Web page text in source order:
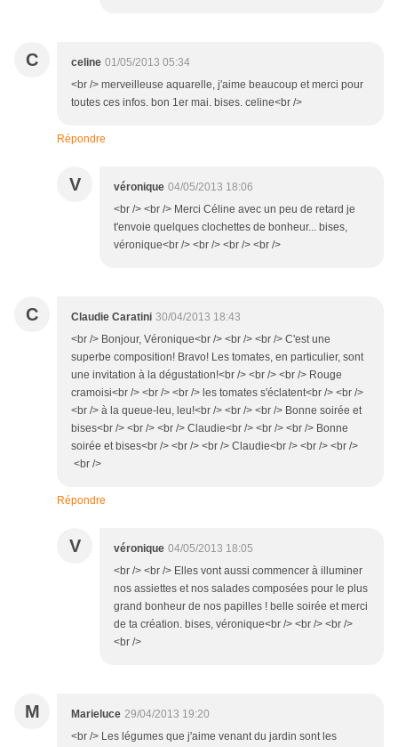
C celine 01/05/2013 05:34
<br /> merveilleuse aquarelle, j'aime beaucoup et merci pour
toutes ces infos. bon 1er mai. bises. celine<br />
Répondre
V véronique 04/05/2013 18:06
<br /> <br /> Merci Céline avec un peu de retard je
t'envoie quelques clochettes de bonheur... bises,
véronique<br /> <br /> <br /> <br />
C Claudie Caratini 30/04/2013 18:43
<br /> Bonjour, Véronique<br /> <br /> <br /> C'est une
superbe composition! Bravo! Les tomates, en particulier, sont
une invitation à la dégustation!<br /> <br /> <br /> Rouge
cramoisi<br /> <br /> <br /> les tomates s'éclatent<br /> <br />
<br /> à la queue-leu, leu!<br /> <br /> <br /> Bonne soirée et
bises<br /> <br /> <br /> Claudie<br /> <br /> <br /> Bonne
soirée et bises<br /> <br /> <br /> Claudie<br /> <br /> <br />
<br />
Répondre
V véronique 04/05/2013 18:05
<br /> <br /> Elles vont aussi commencer à illuminer
nos assiettes et nos salades composées pour le plus
grand bonheur de nos papilles ! belle soirée et merci
de ta création. bises, véronique<br /> <br /> <br />
<br />
M Marieluce 29/04/2013 19:20
<br /> Les légumes que j'aime venant du jardin sont les